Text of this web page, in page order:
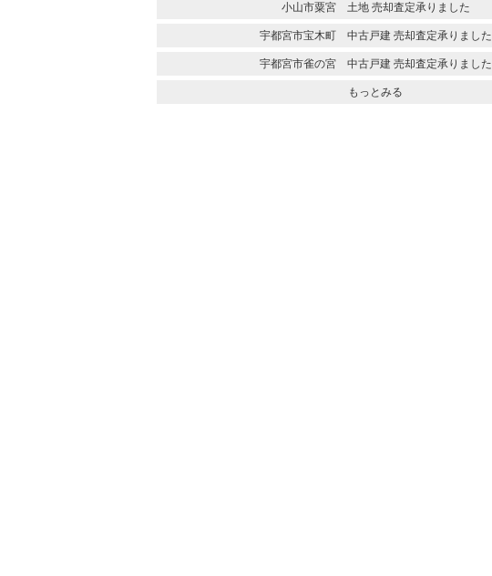
小山市粟宮 土地 売却査定承りました
宇都宮市宝木町 中古戸建 売却査定承りました
宇都宮市雀の宮 中古戸建 売却査定承りました
もっとみる